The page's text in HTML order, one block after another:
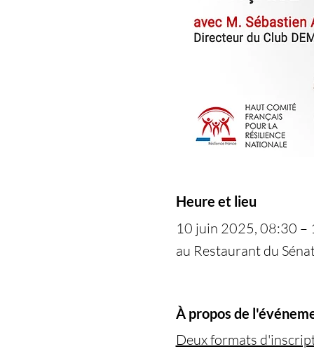
Heure et lieu
10 juin 2025, 08:30 –
au Restaurant du
À propos de
Deux formats